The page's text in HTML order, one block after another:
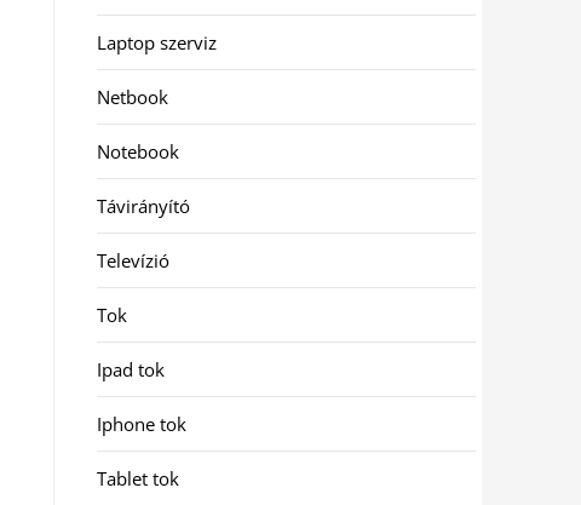
Laptop szerviz
Netbook
Notebook
Távirányító
Televízió
Tok
Ipad tok
Iphone tok
Tablet tok